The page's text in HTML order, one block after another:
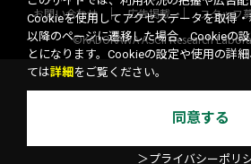
お問い合わせ
広告掲載 スタッフ
©KADOKAWA ASCII Research
Cookieを使用してアクセスデータを取得
以降のページに遷移した場合、Cookieの
とになります。Cookieの設定や使用の詳
ては詳細 をご覧ください。
同意する
＞プライバシーポリ